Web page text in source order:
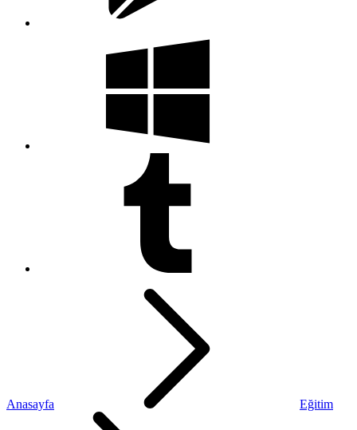
Anasayfa Eğitim